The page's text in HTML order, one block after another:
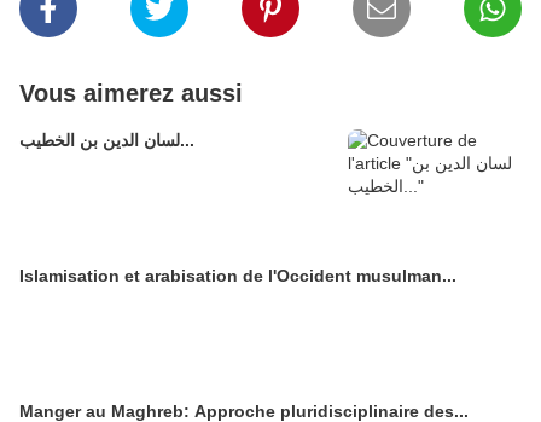
Vous aimerez aussi
لسان الدين بن الخطيب...
Islamisation et arabisation de l'Occident musulman...
Manger au Maghreb: Approche pluridisciplinaire des...